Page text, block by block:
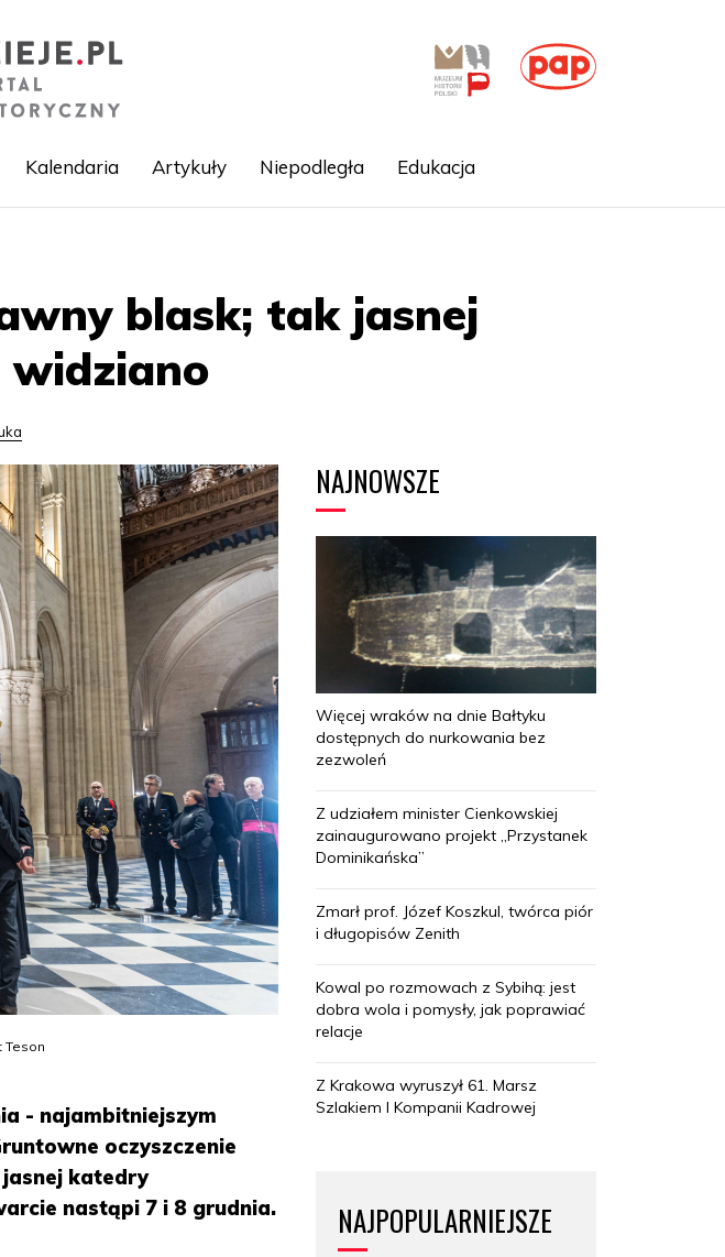
Kalendaria Artykuły Niepodległa Edukacja
blask; tak jasnej
widziano
Teson
- najambitniejszym
oczyszczenie
katedry
nastąpi 7 i 8 grudnia.
NAJNOWSZE
Więcej wraków na dnie Bałtyku
dostępnych do nurkowania bez
zezwoleń
Z udziałem minister Cienkowskiej
zainaugurowano projekt „Przystanek
Dominikańska”
Zmarł prof. Józef Koszkul, twórca piór
i długopisów Zenith
Kowal po rozmowach z Sybihą: jest
dobra wola i pomysły, jak poprawiać
relacje
Z Krakowa wyruszył 61. Marsz
Szlakiem I Kompanii Kadrowej
NAJPOPULARNIEJSZE